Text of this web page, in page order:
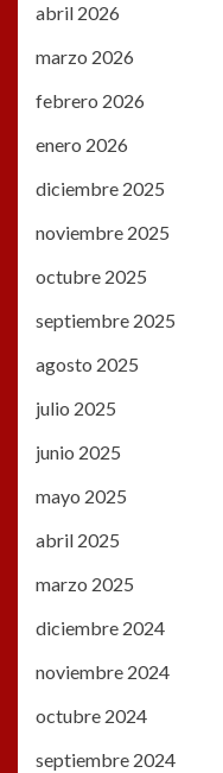
abril 2026
marzo 2026
febrero 2026
enero 2026
diciembre 2025
noviembre 2025
octubre 2025
septiembre 2025
agosto 2025
julio 2025
junio 2025
mayo 2025
abril 2025
marzo 2025
diciembre 2024
noviembre 2024
octubre 2024
septiembre 2024